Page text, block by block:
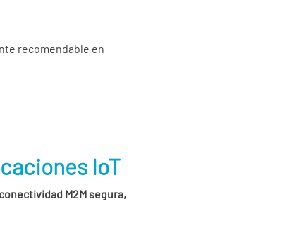
recomendable en
IoT
conectividad M2M segura,